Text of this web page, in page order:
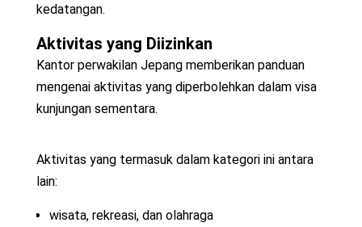
kedatangan.
Aktivitas yang Diizinkan
Kantor perwakilan Jepang memberikan panduan
mengenai aktivitas yang diperbolehkan dalam visa
kunjungan sementara.
Aktivitas yang termasuk dalam kategori ini antara
lain:
wisata, rekreasi, dan olahraga